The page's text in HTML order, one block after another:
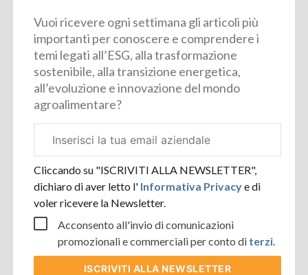
Vuoi ricevere ogni settimana gli articoli più
importanti per conoscere e comprendere i
temi legati all’ESG, alla trasformazione
sostenibile, alla transizione energetica,
all’evoluzione e innovazione del mondo
agroalimentare?
aziendale
Cliccando su "ISCRIVITI ALLA NEWSLETTER",
dichiaro di aver letto l' Informativa Privacye di
voler ricevere la Newsletter.
Acconsento all'invio di comunicazioni
promozionali e commerciali per conto di terzi.
ISCRIVITI ALLA NEWSLETTER